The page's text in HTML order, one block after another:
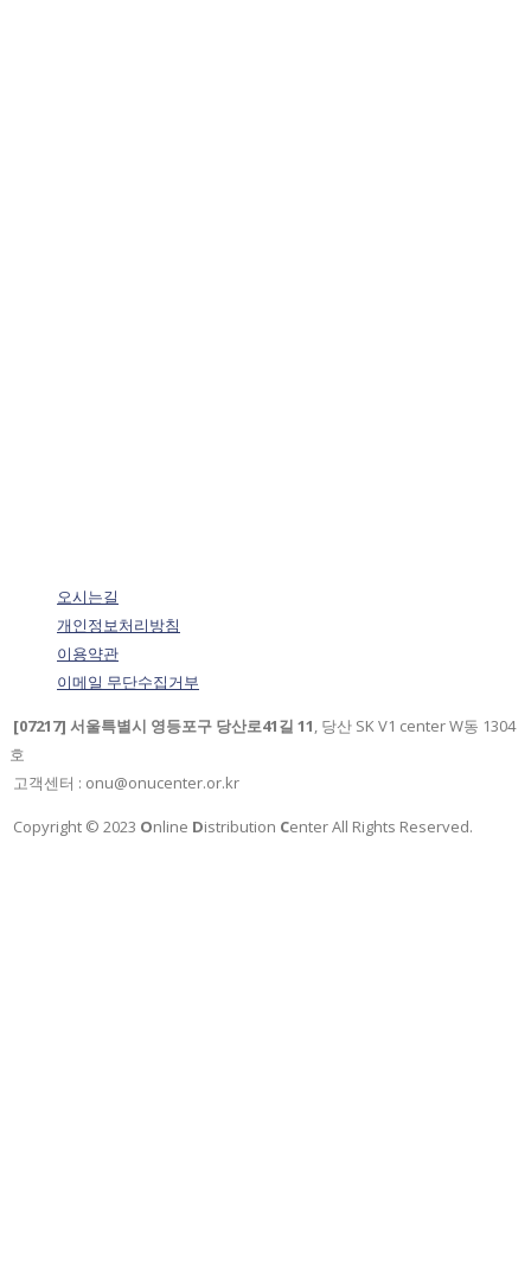
오시는길
개인정보처리방침
이용약관
이메일 무단수집거부
[07217] 서울특별시 영등포구 당산로41길 11, 당산 SK V1 center W동 1304
호
고객센터 : onu@onucenter.or.kr
Copyright © 2023 Online Distribution Center All Rights Reserved.